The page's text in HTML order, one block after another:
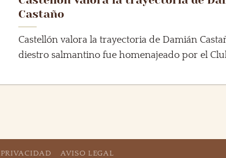
Castaño
Castellón valora la trayectoria de Damián
diestro salmantino fue homenajeado por el
AVISO LEGAL